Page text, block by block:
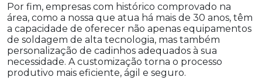
Por fim, empresas com histórico comprovado na
área, como a nossa que atua há mais de 30 anos, têm
a capacidade de oferecer não apenas equipamentos
de soldagem de alta tecnologia, mas também
personalização de cadinhos adequados à sua
necessidade. A customização torna o processo
produtivo mais eficiente, ágil e seguro.